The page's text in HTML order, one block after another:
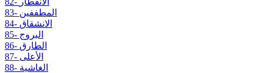
83- المطففين
84- الانشقاق
85- البروج
86- الطارق
87- الأعلى
88- الغاشية